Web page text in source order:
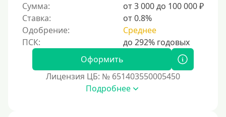
С пролонгацией (продлением)
Под высокий процент
Без комиссии
В рассрочку
С ежемесячным платежом
Сумма:
от 3 000 до 100 000 ₽
Ставка:
от 0.8%
Одобрение:
Среднее
Оформить
Лицензия ЦБ: № 651403550005450
Подробнее